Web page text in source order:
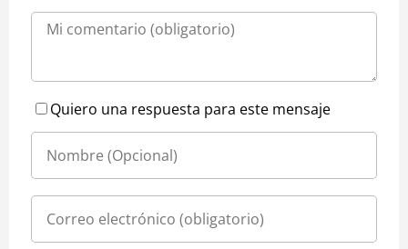
Quiero una respuesta para este mensaje